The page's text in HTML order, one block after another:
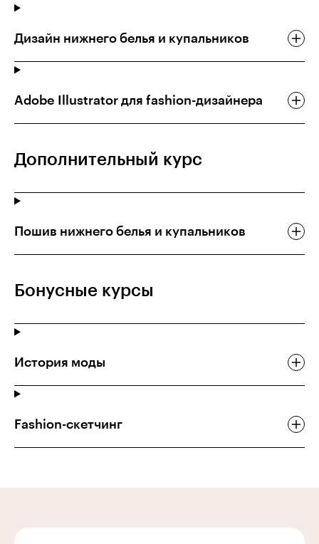
Дизайн нижнего белья и купальников
Adobe Illustrator для fashion-дизайнера
Дополнительный курс
Пошив нижнего белья и купальников
Бонусные курсы
История моды
Fashion-скетчинг